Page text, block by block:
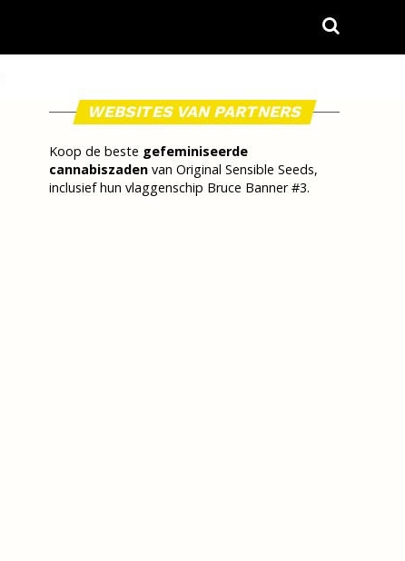
WEBSITES VAN PARTNERS
Koop de beste gefeminiseerde
cannabiszaden van Original Sensible Seeds,
inclusief hun vlaggenschip Bruce Banner #3.